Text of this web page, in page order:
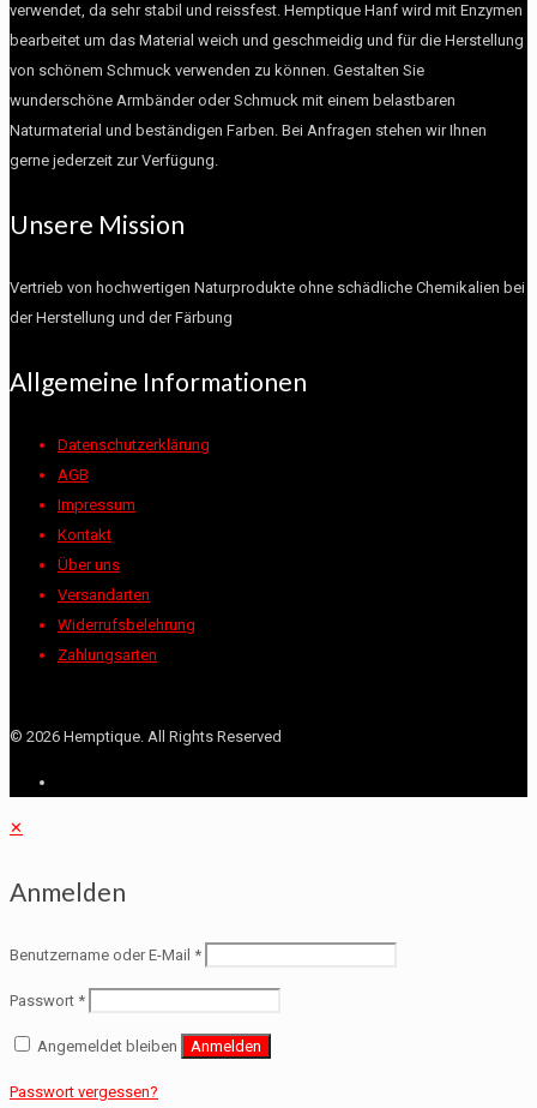
verwendet, da sehr stabil und reissfest. Hemptique Hanf wird mit Enzymen
bearbeitet um das Material weich und geschmeidig und für die Herstellung
von schönem Schmuck verwenden zu können. Gestalten Sie
wunderschöne Armbänder oder Schmuck mit einem belastbaren
Naturmaterial und beständigen Farben. Bei Anfragen stehen wir Ihnen
gerne jederzeit zur Verfügung.
Unsere Mission
Vertrieb von hochwertigen Naturprodukte ohne schädliche Chemikalien bei
der Herstellung und der Färbung
Allgemeine Informationen
Datenschutzerklärung
AGB
Impressum
Kontakt
Über uns
Versandarten
Widerrufsbelehrung
Zahlungsarten
© 2026 Hemptique. All Rights Reserved
✕
Anmelden
Benutzername oder E-Mail *
Passwort *
Angemeldet bleiben Anmelden
Passwort vergessen?